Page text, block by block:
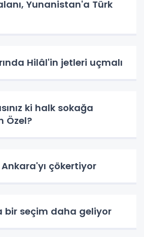
Yunanistan'a Türk
Hilâl'in jetleri uçmalı
ki halk sokağa
Özel?
çökertiyor
bir seçim daha geliyor